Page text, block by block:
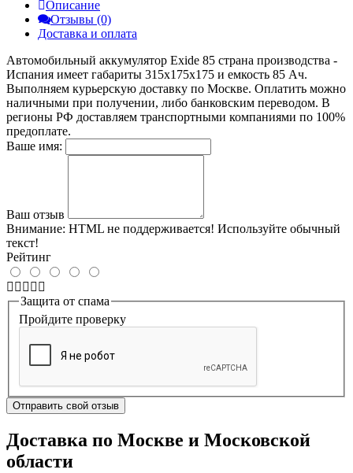
Описание
Отзывы (0)
Доставка и оплата
Автомобильный аккумулятор Exide 85 страна производства -
Испания имеет габариты 315x175x175 и емкость 85 Ач.
Выполняем курьерскую доставку по Москве. Оплатить можно
наличными при получении, либо банковским переводом. В
регионы РФ доставляем транспортными компаниями по 100%
предоплате.
Ваше имя:
Ваш отзыв
Внимание: HTML не поддерживается! Используйте обычный
текст!
Рейтинг
Защита от спама
Пройдите проверку
Отправить свой отзыв
Доставка по Москве и Московской
области